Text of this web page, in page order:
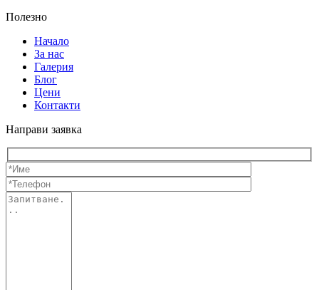
Полезно
Начало
За нас
Галерия
Блог
Цени
Контакти
Направи заявка
Име
(задължително)